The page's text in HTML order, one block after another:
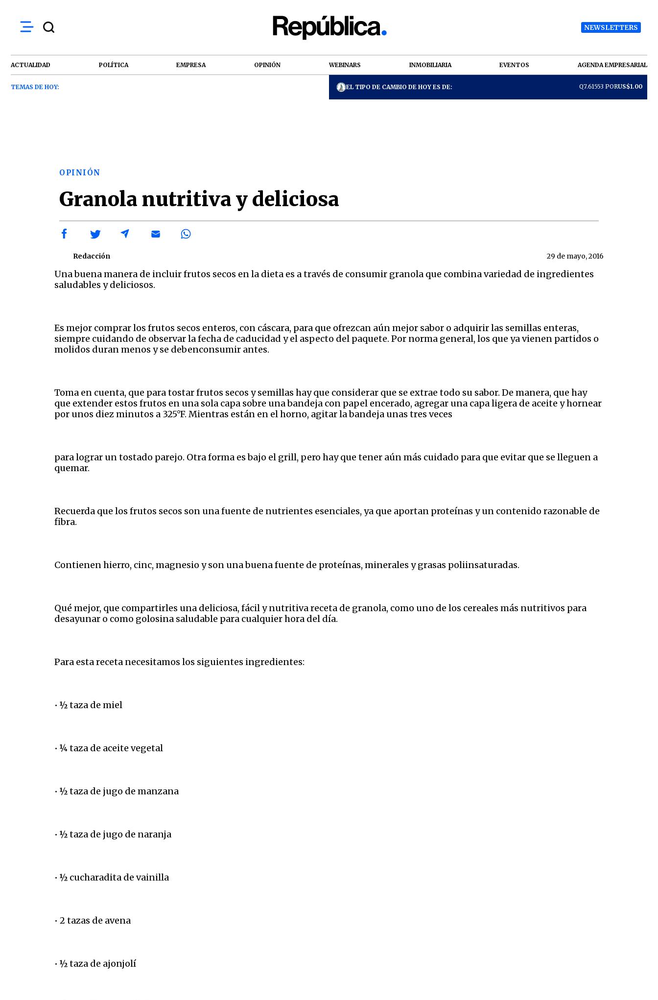
NEWSLETTERS
ACTUALIDAD POLÍTICA EMPRESA OPINIÓN WEBINARS INMOBILIARIA EVENTOS AGENDA EMPRESARIAL
TEMAS DE HOY: EL TIPO DE CAMBIO DE HOY ES DE: Q7.61553 PORUS$1.00
OPINIÓN
Granola nutritiva y deliciosa
Redacción 29 de mayo, 2016
Una buena manera de incluir frutos secos en la dieta es a través de consumir granola que combina variedad de ingredientes
saludables y deliciosos.
Es mejor comprar los frutos secos enteros, con cáscara, para que ofrezcan aún mejor sabor o adquirir las semillas enteras,
siempre cuidando de observar la fecha de caducidad y el aspecto del paquete. Por norma general, los que ya vienen partidos o
molidos duran menos y se debenconsumir antes.
Toma en cuenta, que para tostar frutos secos y semillas hay que considerar que se extrae todo su sabor. De manera, que hay
que extender estos frutos en una sola capa sobre una bandeja con papel encerado, agregar una capa ligera de aceite y hornear
por unos diez minutos a 325°F. Mientras están en el horno, agitar la bandeja unas tres veces
para lograr un tostado parejo. Otra forma es bajo el grill, pero hay que tener aún más cuidado para que evitar que se lleguen a
quemar.
Recuerda que los frutos secos son una fuente de nutrientes esenciales, ya que aportan proteínas y un contenido razonable de
fibra.
Contienen hierro, cinc, magnesio y son una buena fuente de proteínas, minerales y grasas poliinsaturadas.
Qué mejor, que compartirles una deliciosa, fácil y nutritiva receta de granola, como uno de los cereales más nutritivos para
desayunar o como golosina saludable para cualquier hora del día.
Para esta receta necesitamos los siguientes ingredientes:
• ½ taza de miel
• ¼ taza de aceite vegetal
• ½ taza de jugo de manzana
• ½ taza de jugo de naranja
• ½ cucharadita de vainilla
• 2 tazas de avena
• ½ taza de ajonjolí